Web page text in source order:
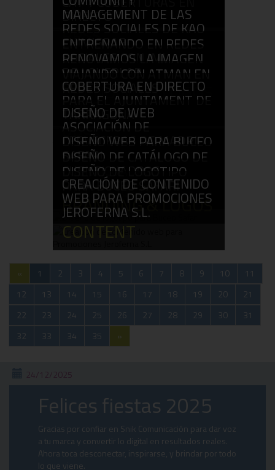
SEO
DIRECTO
RRSS
MANAGEMENT DE LAS
REDES SOCIALES DE KAO
CHIMIGRAF
RRSS
ENTRENANDO EN REDES
SOCIALES CON JML
RRSS
RENOVAMOS LA IMAGEN
DE LOVERLAB
BRANDING & LOGOS
VIAJANDO CON ATMAN EN
REDES SOCIALES
RRSS
COBERTURA EN DIRECTO
PARA EL AJUNTAMENT DE
TARRAGONA
RRSS
DISEÑO DE WEB
ASOCIACIÓN DE
CERVECERAS DE MADRID
WEB
DISEÑO WEB PARA BUCEO
SAFARI
WEB
DISEÑO DE CATÁLOGO DE
CUENTICUADROS
CATÁLOGOS
DISEÑO DE LOGOTIPO
PARA BUCEO SAFARI
BRANDING & LOGOS
CREACIÓN DE CONTENIDO
WEB PARA PROMOCIONES
JEROFERNA S.L.
CONTENT
« 1 2 3 4 5 6 7 8 9 10
11
12
13 14 15 16 17 18 19 20
21
22
23 24 25 26 27 28 29 30
31
32
33 34 35 »
24/12/2025
Felices fiestas 2025
Gracias por confiar en Snik Comunicación para dar voz
a tu marca y convertir lo digital en resultados reales.
Ahora toca desconectar, inspirarse, y brindar por todo
lo que viene.